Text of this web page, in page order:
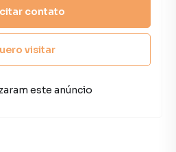
contato
visitar
este anúncio